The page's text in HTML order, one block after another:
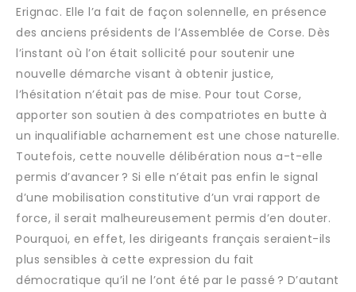
Erignac. Elle l’a fait de façon solennelle, en présence
des anciens présidents de l’Assemblée de Corse. Dès
l’instant où l’on était sollicité pour soutenir une
nouvelle démarche visant à obtenir justice,
l’hésitation n’était pas de mise. Pour tout Corse,
apporter son soutien à des compatriotes en butte à
un inqualifiable acharnement est une chose naturelle.
Toutefois, cette nouvelle délibération nous a-t-elle
permis d’avancer ? Si elle n’était pas enfin le signal
d’une mobilisation constitutive d’un vrai rapport de
force, il serait malheureusement permis d’en douter.
Pourquoi, en effet, les dirigeants français seraient-ils
plus sensibles à cette expression du fait
démocratique qu’il ne l’ont été par le passé ? D’autant